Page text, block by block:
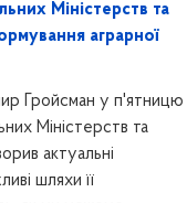
Міністерств та
аграрної
Гройсман у п'ятницю
Міністерств та
актуальні
шляхи її